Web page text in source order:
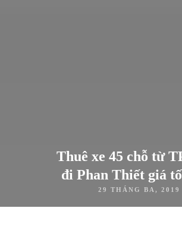
Thuê xe 45 chỗ từ
đi Phan Thiết giá
29 THÁNG BA, 2019